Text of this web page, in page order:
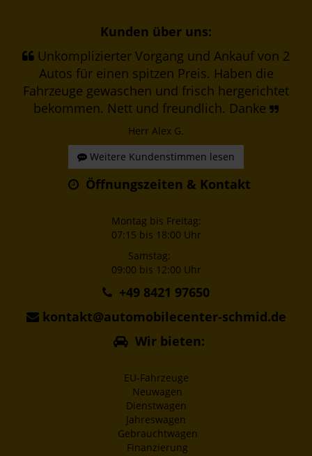
Kunden über uns:
Unkomplizierter Vorgang und Ankauf von 2
Autos für einen spitzen Preis. Haben die
Fahrzeuge gewaschen und frisch hergerichtet
bekommen. Nett und freundlich. Danke
Herr Alex G.
Weitere Kundenstimmen lesen
Öffnungszeiten & Kontakt
Montag bis Freitag:
07:15 bis 18:00 Uhr
Samstag:
09:00 bis 12:00 Uhr
+49 8421 97650
kontakt@automobilecenter-schmid.de
Wir bieten:
EU-Fahrzeuge
Neuwagen
Dienstwagen
Jahreswagen
Gebrauchtwagen
Finanzierung